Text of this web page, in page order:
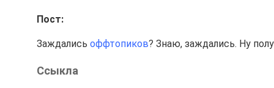
Пост:
Заждались оффтопиков? Знаю, заждались. Ну
Ссыкла